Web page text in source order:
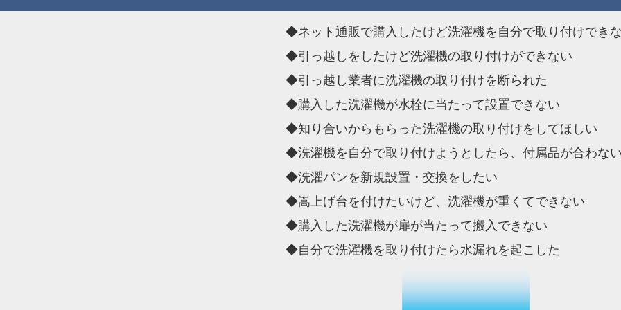
◆ネット通販で購入したけど洗濯機を自分で取り付けでき
◆引っ越しをしたけど洗濯機の取り付けができない
◆引っ越し業者に洗濯機の取り付けを断られた
◆購入した洗濯機が水栓に当たって設置できない
◆知り合いからもらった洗濯機の取り付けをしてほしい
◆洗濯機を自分で取り付けようとしたら、付属品が合わな
◆洗濯パンを新規設置・交換をしたい
◆嵩上げ台を付けたいけど、洗濯機が重くてできない
◆購入した洗濯機が扉が当たって搬入できない
◆自分で洗濯機を取り付けたら水漏れを起こした